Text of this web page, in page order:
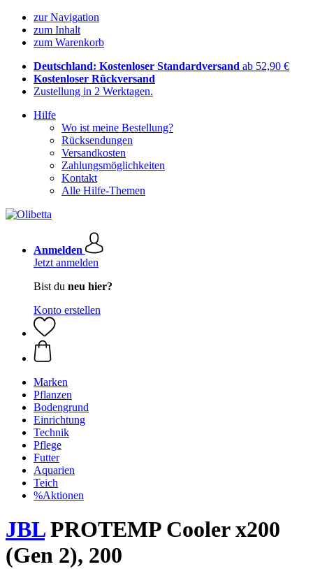
zur Navigation
zum Inhalt
zum Warenkorb
Deutschland: Kostenloser Standardversand ab 52,90 €
Kostenloser Rückversand
Zustellung in 2 Werktagen.
Hilfe
Wo ist meine Bestellung?
Rücksendungen
Versandkosten
Zahlungsmöglichkeiten
Kontakt
Alle Hilfe-Themen
Anmelden
Jetzt anmelden
Bist du neu hier?
Konto erstellen
Marken
Pflanzen
Bodengrund
Einrichtung
Technik
Pflege
Futter
Aquarien
Teich
%Aktionen
JBLPROTEMP Cooler x200
(Gen 2), 200